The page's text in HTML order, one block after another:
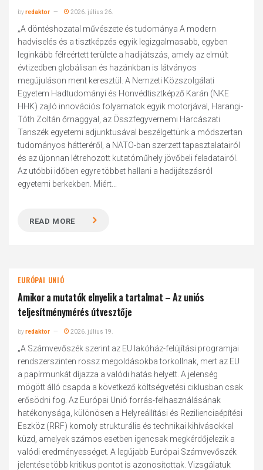
byredaktor 2026. július 26.
„A döntéshozatal művészete és tudománya A modern
hadviselés és a tisztképzés egyik legizgalmasabb, egyben
leginkább félreértett területe a hadijátszás, amely az elmúlt
évtizedben globálisan és hazánkban is látványos
megújuláson ment keresztül. A Nemzeti Közszolgálati
Egyetem Hadtudományi és Honvédtisztképző Karán (NKE
HHK) zajló innovációs folyamatok egyik motorjával, Harangi-
Tóth Zoltán őrnaggyal, az Összfegyvernemi Harcászati
Tanszék egyetemi adjunktusával beszélgettünk a módszertan
tudományos hátteréről, a NATO-ban szerzett tapasztalatairól
és az újonnan létrehozott kutatóműhely jövőbeli feladatairól.
Az utóbbi időben egyre többet hallani a hadijátszásról
egyetemi berkekben. Miért...
READ MORE
EURÓPAI UNIÓ
Amikor a mutatók elnyelik a tartalmat – Az uniós
teljesítménymérés útvesztője
byredaktor 2026. július 19.
„A Számvevőszék szerint az EU lakóház-felújítási programjai
rendszerszinten rossz megoldásokba torkollnak, mert az EU
a papírmunkát díjazza a valódi hatás helyett. A jelenség
mögött álló csapda a következő költségvetési ciklusban csak
erősödni fog. Az Európai Unió forrás-felhasználásának
hatékonysága, különösen a Helyreállítási és Rezilienciaépítési
Eszköz (RRF) komoly strukturális és technikai kihívásokkal
küzd, amelyek számos esetben igencsak megkérdőjelezik a
valódi eredményességet. A legújabb Európai Számvevőszék
jelentése több kritikus pontot is azonosítottak. Vizsgálatuk